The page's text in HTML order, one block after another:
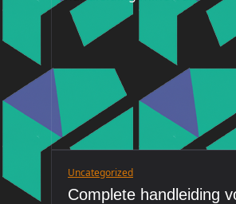
Uncategorized
Complete handleiding